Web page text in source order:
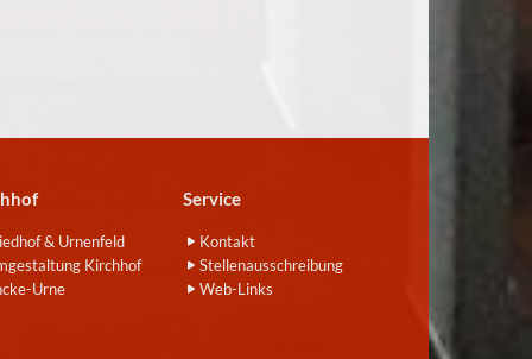
& Urnenfeld
Kirchhof
Urne
Service
Kontakt
Stellenausschreibung
Web-Links